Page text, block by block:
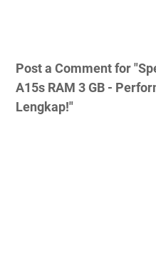
Post a Comment for
A15s RAM 3 GB -
Lengkap!"